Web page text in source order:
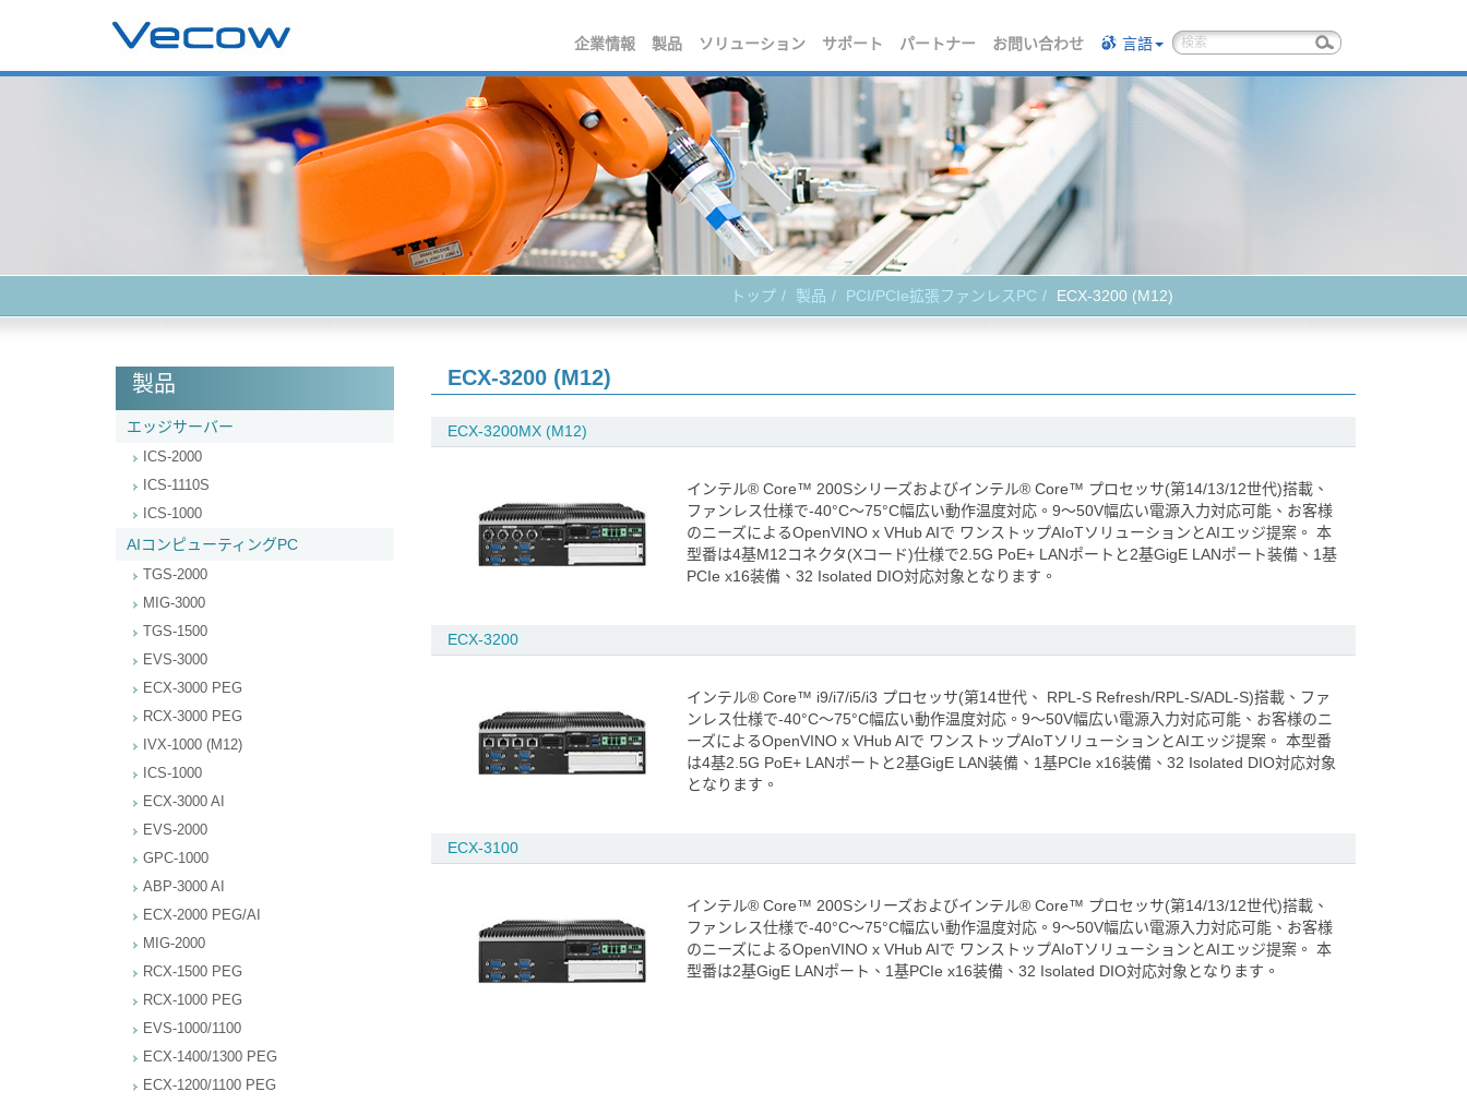
企業情報 製品 ソリューション サポート パートナー お問い合わせ 言語
トップ 製品 PCI/PCIe拡張ファンレスPC ECX-3200 (M12)
製品
エッジサーバー
ICS-2000
ICS-1110S
ICS-1000
AIコンピューティングPC
TGS-2000
MIG-3000
TGS-1500
EVS-3000
ECX-3000 PEG
RCX-3000 PEG
IVX-1000 (M12)
ICS-1000
ECX-3000 AI
EVS-2000
GPC-1000
ABP-3000 AI
ECX-2000 PEG/AI
MIG-2000
RCX-1500 PEG
RCX-1000 PEG
EVS-1000/1100
ECX-1400/1300 PEG
ECX-1200/1100 PEG
ECX-3200 (M12)
ECX-3200MX (M12)
インテル® Core™ 200Sシリーズおよびインテル® Core™ プロセッサ(第14/13/12世代)搭載、
ファンレス仕様で-40°C～75°C幅広い動作温度対応。9～50V幅広い電源入力対応可能、お客様
のニーズによるOpenVINO x VHub AIで ワンストップAIoTソリューションとAIエッジ提案。 本
型番は4基M12コネクタ(Xコード)仕様で2.5G PoE+ LANポートと2基GigE LANポート装備、1基
PCIe x16装備、32 Isolated DIO対応対象となります。
ECX-3200
インテル® Core™ i9/i7/i5/i3 プロセッサ(第14世代、 RPL-S Refresh/RPL-S/ADL-S)搭載、ファ
ンレス仕様で-40°C～75°C幅広い動作温度対応。9～50V幅広い電源入力対応可能、お客様のニ
ーズによるOpenVINO x VHub AIで ワンストップAIoTソリューションとAIエッジ提案。 本型番
は4基2.5G PoE+ LANポートと2基GigE LAN装備、1基PCIe x16装備、32 Isolated DIO対応対象
となります。
ECX-3100
インテル® Core™ 200Sシリーズおよびインテル® Core™ プロセッサ(第14/13/12世代)搭載、
ファンレス仕様で-40°C～75°C幅広い動作温度対応。9～50V幅広い電源入力対応可能、お客様
のニーズによるOpenVINO x VHub AIで ワンストップAIoTソリューションとAIエッジ提案。 本
型番は2基GigE LANポート、1基PCIe x16装備、32 Isolated DIO対応対象となります。